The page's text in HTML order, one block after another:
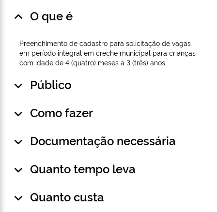
O que é
Preenchimento de cadastro para solicitação de vagas
em período integral em creche municipal para crianças
com idade de 4 (quatro) meses a 3 (três) anos.
Público
Como fazer
Documentação necessária
Quanto tempo leva
Quanto custa